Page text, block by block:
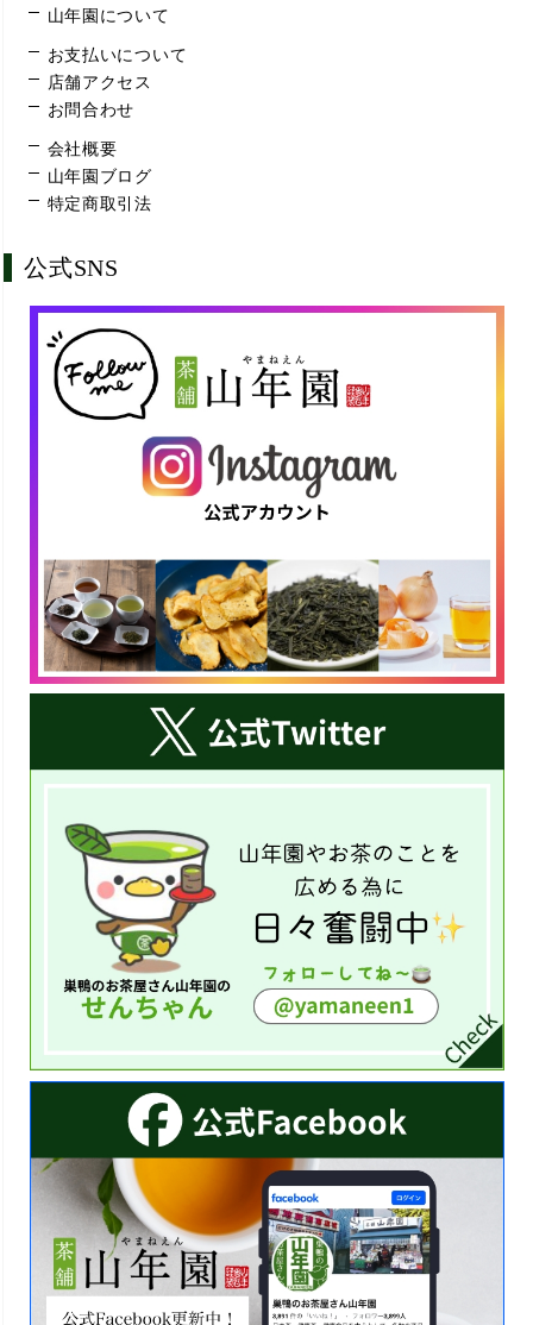
山年園について
お支払いについて
店舗アクセス
お問合わせ
会社概要
山年園ブログ
特定商取引法
公式SNS